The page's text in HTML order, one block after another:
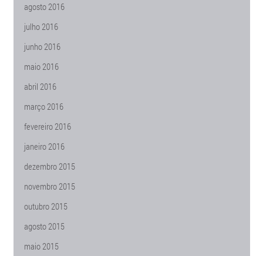
agosto 2016
julho 2016
junho 2016
maio 2016
abril 2016
março 2016
fevereiro 2016
janeiro 2016
dezembro 2015
novembro 2015
outubro 2015
agosto 2015
maio 2015